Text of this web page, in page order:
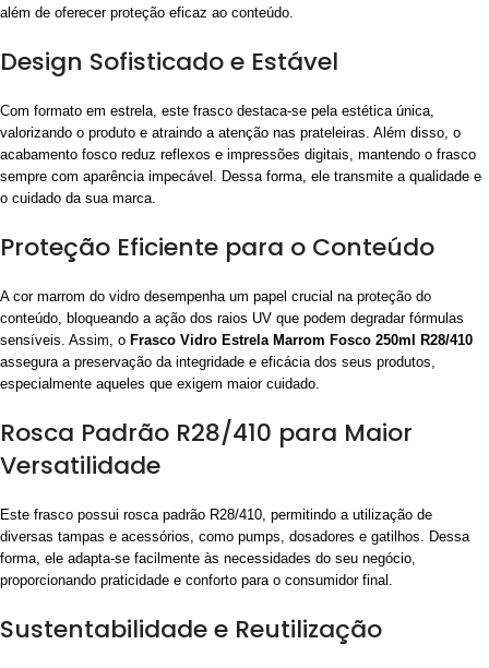
além de oferecer proteção eficaz ao conteúdo.
Design Sofisticado e Estável
Com formato em estrela, este frasco destaca-se pela estética única,
valorizando o produto e atraindo a atenção nas prateleiras. Além disso, o
acabamento fosco reduz reflexos e impressões digitais, mantendo o frasco
sempre com aparência impecável. Dessa forma, ele transmite a qualidade e
o cuidado da sua marca.
Proteção Eficiente para o Conteúdo
A cor marrom do vidro desempenha um papel crucial na proteção do
conteúdo, bloqueando a ação dos raios UV que podem degradar fórmulas
sensíveis. Assim, o Frasco Vidro Estrela Marrom Fosco 250ml R28/410
assegura a preservação da integridade e eficácia dos seus produtos,
especialmente aqueles que exigem maior cuidado.
Rosca Padrão R28/410 para Maior
Versatilidade
Este frasco possui rosca padrão R28/410, permitindo a utilização de
diversas tampas e acessórios, como pumps, dosadores e gatilhos. Dessa
forma, ele adapta-se facilmente às necessidades do seu negócio,
proporcionando praticidade e conforto para o consumidor final.
Sustentabilidade e Reutilização